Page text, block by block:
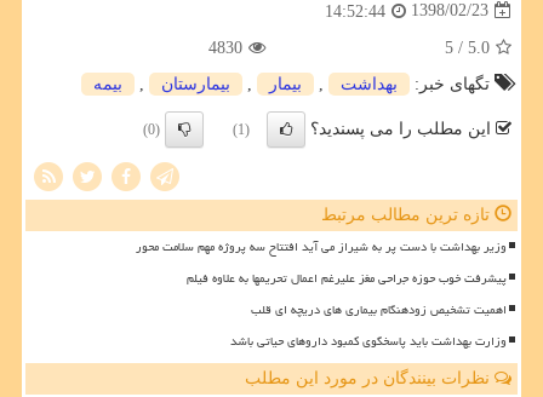
1398/02/23
14:52:44
5.0
/ 5
4830
تگهای خبر:
بهداشت بیمار بیمارستان بیمه
این مطلب را می پسندید؟ (1)
(0)
تازه ترین مطالب مرتبط
وزیر بهداشت با دست پر به شیراز می آید افتتاح سه پروژه مهم سلامت محور
پیشرفت خوب حوزه جراحی مغز علیرغم اعمال تحریمها به علاوه فیلم
اهمیت تشخیص زودهنگام بیماری های دریچه ای قلب
وزارت بهداشت باید پاسخگوی کمبود داروهای حیاتی باشد
نظرات بینندگان در مورد این مطلب